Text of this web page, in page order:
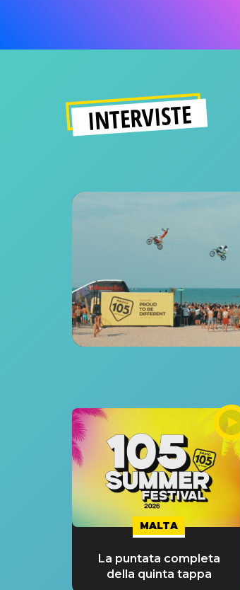
INTERVISTE
MALTA
La puntata completa
della quinta tappa